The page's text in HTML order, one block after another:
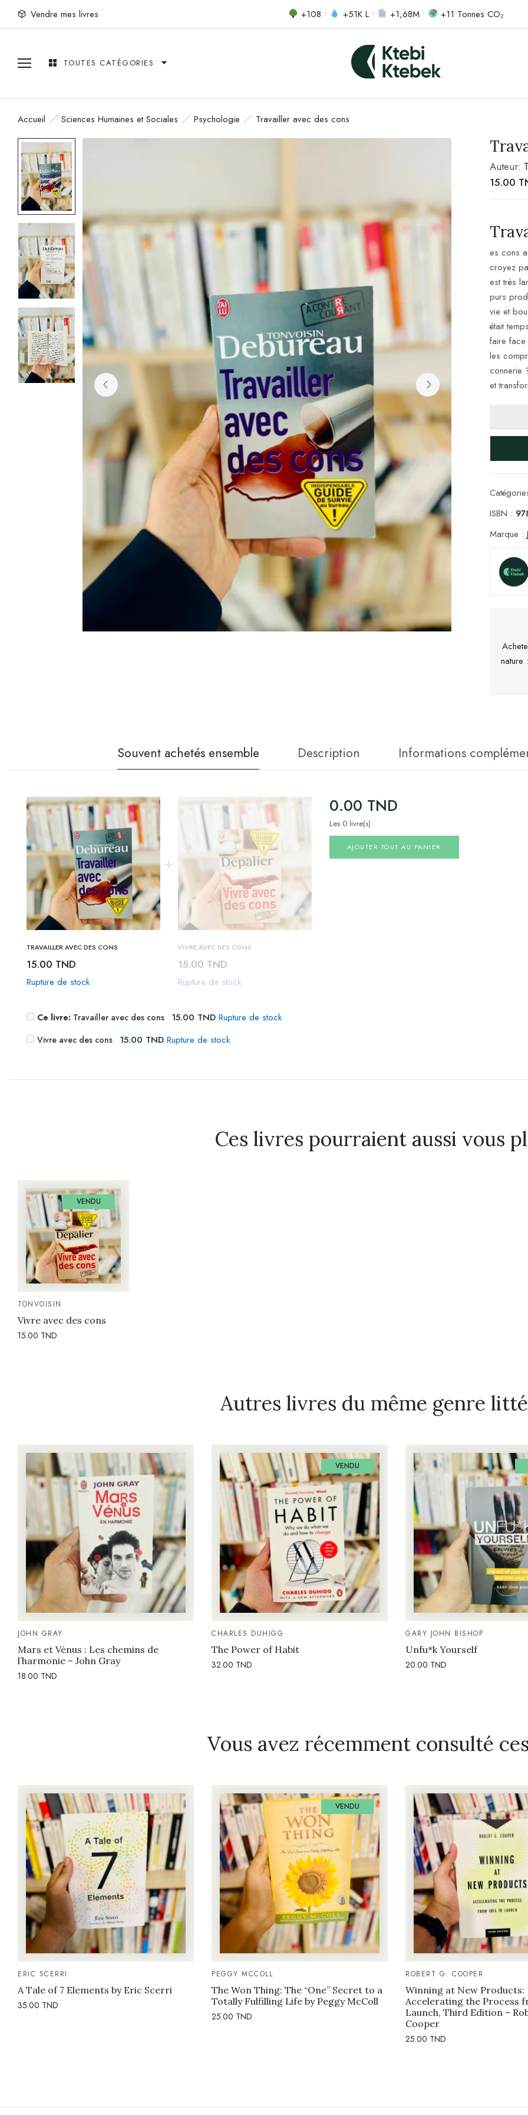
Vendre mes livres +108 • +51K L • +1,68M • +11 Tonnes CO₂
TOUTES CATÉGORIES
Accueil Sciences Humaines et Sociales Psychologie Travailler avec des cons
Auteur:
15.00
es cons
croyez
est très
purs
vie et
était
faire face
les
connerie
et
ISBN :
Marque :
nature
Souvent achetés ensemble Description Informations
TRAVAILLER AVEC DES CONS
15.00 TND
Rupture de stock
VIVRE AVEC DES CONS
15.00 TND
Rupture de stock
0.00 TND
Les 0 livre(s)
AJOUTER TOUT AU PANIER
Ce livre: Travailler avec des cons 15.00 TND Rupture de stock
Vivre avec des cons 15.00 TND Rupture de stock
Ces livres pourraient aussi vous
VENDU
TONVOISIN
Vivre avec des cons
15.00 TND
Autres livres du même genre
JOHN GRAY
Mars et Vénus : Les chemins de
l’harmonie – John Gray
18.00 TND
VENDU
CHARLES DUHIGG
The Power of Habit
32.00 TND
GARY JOHN BISHOP
Unfu*k Yourself
20.00 TND
Vous avez récemment consulté
ERIC SCERRI
A Tale of 7 Elements by Eric Scerri
35.00 TND
VENDU
PEGGY MCCOLL
The Won Thing: The “One” Secret to a
Totally Fulfilling Life by Peggy McColl
25.00 TND
ROBERT G. COOPER
Winning at New Products:
Accelerating the Process
Launch, Third Edition –
Cooper
25.00 TND